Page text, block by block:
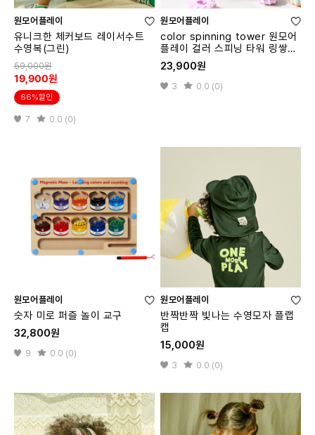
원모어플레이
유니크한 체커보드 레이서수트
수영복(그린)
59,000원
19,900원
66%할인
7 0.0 (0)
원모어플레이
color spinning tower 원모어
플레이 컬러 스피닝 타워 링쌓기
교구
23,900원
3 0.0 (0)
원모어플레이
숫자 미로 퍼즐 놀이 교구
32,800원
9 0.0 (0)
원모어플레이
반짝반짝 빛나는 수영모자 플랩
캡
15,000원
3 0.0 (0)